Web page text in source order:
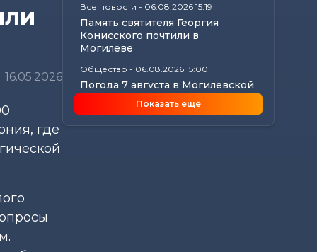
16.05.2026
где
Все новости - 06.08.2026 15:19
Память святителя Георгия
Конисского почтили в
Могилеве
Общество - 06.08.2026 15:00
Погода 7 августа в Могилевской
области: ливни, град,
шквалистый...
Показать ещё